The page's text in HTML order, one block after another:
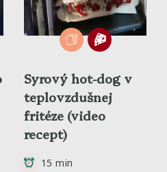
Syrový hot-dog v
teplovzdušnej
fritéze (video
recept)
15 min